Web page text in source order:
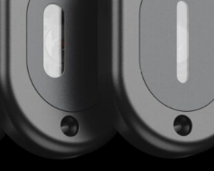
PRODUCTO
TIENE
MÚLTIPLES
VARIANTES.